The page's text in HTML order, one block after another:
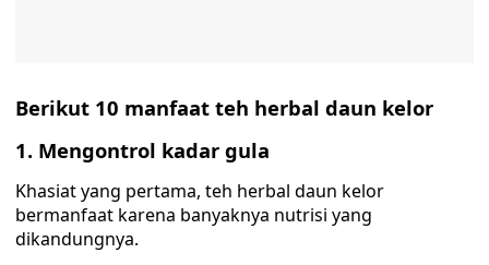
Berikut 10 manfaat teh herbal daun kelor
1. Mengontrol kadar gula
Khasiat yang pertama, teh herbal daun kelor
bermanfaat karena banyaknya nutrisi yang
dikandungnya.